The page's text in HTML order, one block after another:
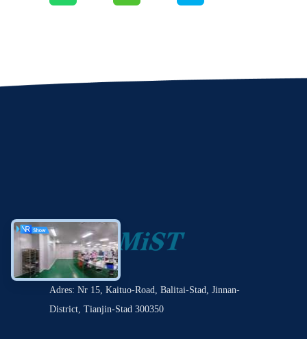
Adres: Nr 15, Kaituo-Road, Balitai-Stad, Jinnan-
District, Tianjin-Stad 300350